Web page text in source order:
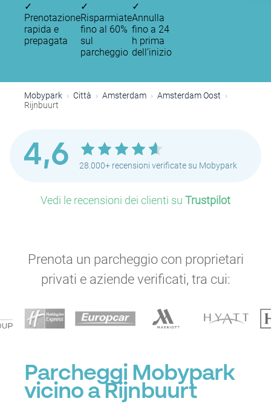
✓
Prenotazione
rapida e
prepagata
✓
Risparmiate
fino al 60%
sul
parcheggio
✓
Annulla
fino a 24
h prima
dell’inizio
Mobypark Città Amsterdam
Amsterdam Oost
Rijnbuurt
4,6 28.000+ recensioni verificate su Mobypark
Vedi le recensioni dei clienti su Trustpilot
Prenota un parcheggio con proprietari
privati e aziende verificati, tra cui:
Parcheggi Mobypark
vicino a Rijnbuurt
P
P
P
P
P
P
P
P
P
P